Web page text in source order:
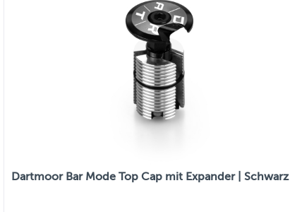
Dartmoor Bar Mode Top Cap mit Expander | Schwarz